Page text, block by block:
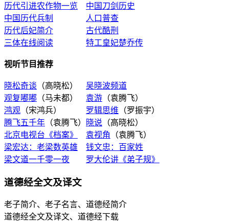
历代引进农作物一览
中国刀剑历史
中国历代兵制
人口普查
历代后妃简介
古代酷刑
三体在线阅读
特工皇妃楚乔传
视听节目推荐
晓松奇谈 （高晓松） 吴晓波频道
观复嘟嘟 （马未都） 袁游 （袁腾飞）
鸿观 （宋鸿兵） 罗辑思维 （罗振宇）
腾飞五千年 （袁腾飞） 晓说 （高晓松）
北京电视台《档案》
袁视角
（袁腾飞）
梁宏达：老梁数英雄
钱文忠：百家姓
梁文道一千零一夜
罗大伦讲《弟子规》
道德经全文及译文
老子简介、老子名言、道德经简介
道德经全文及译文、道德经下载